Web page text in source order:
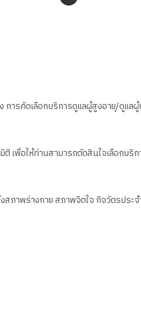
ารคัดเลือกบริการดูแลผู้สูงอายุ/ดูแลผู้
เพื่อให้ท่านสามารถตัดสินใจเลือกบริ
ภาพร่างกาย สภาพจิตใจ กิจวัตรประจ